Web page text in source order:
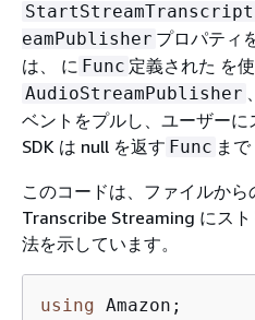
eamPublisher プロパティ
は、 に Func 定義された を
AudioStreamPublisher
ベントをプルし、ユーザーに
SDK は null を返す Func ま
このコードは、ファイルか
Transcribe Streaming にス
法を示しています。
using